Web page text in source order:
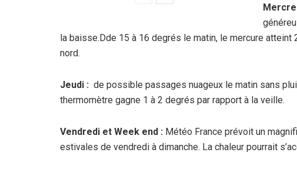
la baisse.Dde 15 à 16 degrés le matin, le mercure
nord.
Jeudi : de possible passages nuageux le matin sans
thermomètre gagne 1 à 2 degrés par rapport à la veille.
Vendredi et Week end : Météo France prévoit un
estivales de vendredi à dimanche. La chaleur pourrait